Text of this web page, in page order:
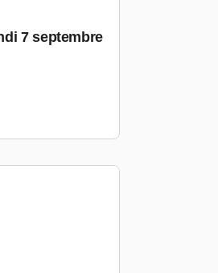
7 septembre